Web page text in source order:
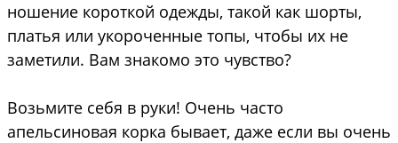
ношение короткой одежды, такой как шорты,
платья или укороченные топы, чтобы их не
заметили. Вам знакомо это чувство?
Возьмите себя в руки! Очень часто
апельсиновая корка бывает, даже если вы очень